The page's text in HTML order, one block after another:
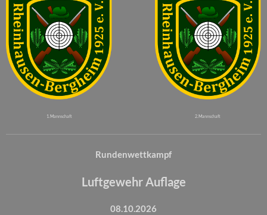
1. Mannschaft 2. Mannschaft
Rundenwettkampf
Luftgewehr Auflage
08.10.2026